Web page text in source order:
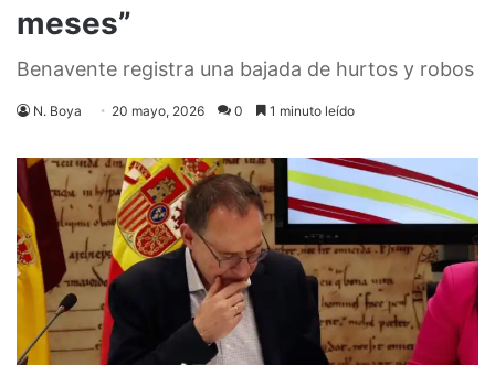
meses”
Benavente registra una bajada de hurtos y robos
N. Boya 20 mayo, 2026 0 1 minuto leído